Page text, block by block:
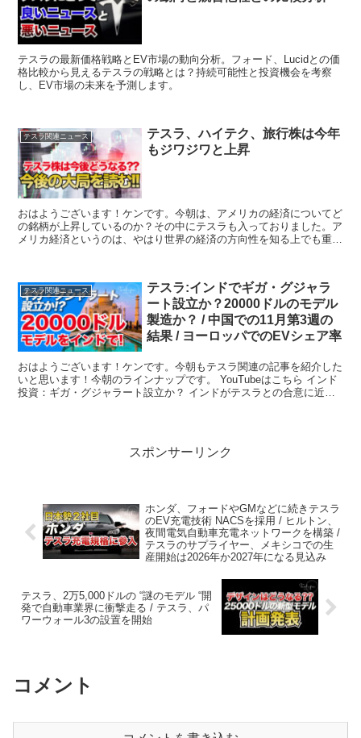
テスラの最新価格戦略とEV市場の動向分析。フォード、Lucidとの価
格比較から見えるテスラの戦略とは？持続可能性と投資機会を考察
し、EV市場の未来を予測します。
テスラ関連ニュース
テスラ、ハイテク、旅行株は今年
もジワジワと上昇
おはようございます！ケンです。今朝は、アメリカの経済についてど
の銘柄が上昇しているのか？その中にテスラも入っておりました。ア
メリカ経済というのは、やはり世界の経済の方向性を知る上でも重要
テスラ関連ニュース
テスラ:インドでギガ・グジャラ
ート設立か？20000ドルのモデル
製造か？ / 中国での11月第3週の
結果 / ヨーロッパでのEVシェア率
おはようございます！ケンです。今朝もテスラ関連の記事を紹介した
いと思います！今朝のラインナップです。 YouTubeはこちら インド
投資：ギガ・グジャラート設立か？ インドがテスラとの合意に近づ
スポンサーリンク
ホンダ、フォードやGMなどに続きテスラ
のEV充電技術 NACSを採用 / ヒルトン、
夜間電気自動車充電ネットワークを構築 /
テスラのサプライヤー、メキシコでの生
産開始は2026年か2027年になる見込み
テスラ、2万5,000ドルの “謎のモデル “開
発で自動車業界に衝撃走る / テスラ、パ
ワーウォール3の設置を開始
コメント